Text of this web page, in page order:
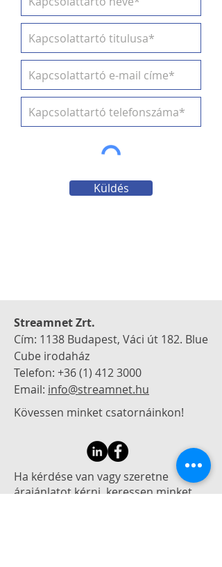
Küldés
Streamnet Zrt.
Cím: 1138 Budapest, Váci út 182. Blue
Cube irodaház
Telefon: +36 (1) 412 3000
Email: info@streamnet.hu
Kövessen minket csatornáinkon!
Ha kérdése van vagy szeretne
árajánlatot kérni, keressen minket